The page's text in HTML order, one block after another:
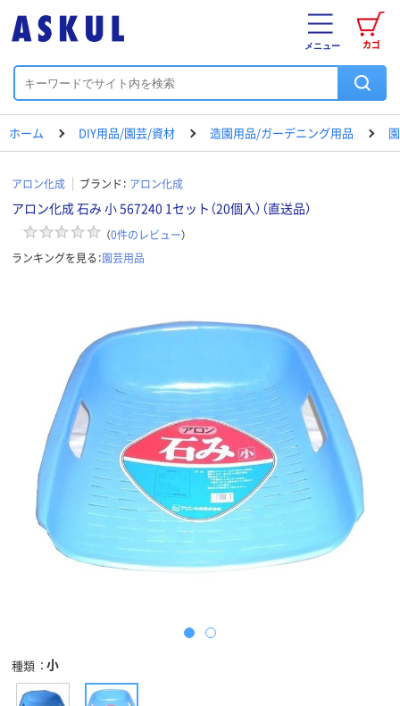
カゴ
メニュー
ホーム DIY用品/園芸/資材 造園用品/ガーデニング用品
アロン化成 ブランド： アロン化成
アロン化成 石み 小 567240 1セット（20個入）（直送品）
（0件のレビュー）
ランキングを見る：園芸用品
種類 小